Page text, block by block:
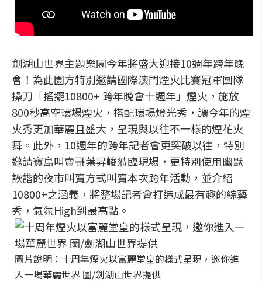
劍湖山世界主題樂園今年將盛大迎接10週年跨年晚
會！為此園方特別邀請國際澳門煙火比賽冠軍團隊
操刀「搖擺10800+ 跨年晚會十週年」煙火，施放
800秒高空環場煙火，搭配環場燈光秀，讓今年的煙
火秀更加華麗且盛大，呈現與以往不一樣的煙花火
舞。此外，10週年的跨年記者會更突破以往，特別
邀請寶島叫賣哥葉昇峻蒞臨現場，更特別使用幽默
詼諧的夜市叫賣方式叫賣本次跨年活動，並介紹
10800+之涵義，將整場記者會打造成最有趣的綜藝
秀，氣氛High到最高點。
圖片說明：十周年煙火以富麗堂皇的樣式呈現，邀你進
入一場華麗世界 圖/劍湖山世界提供